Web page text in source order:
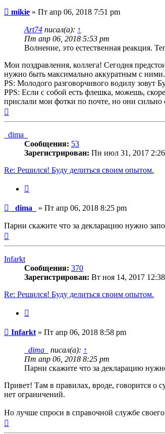
Сообщение
mikie » Пт апр 06, 2018 7:51 pm
Art74 писал(а): ↑
Пт апр 06, 2018 5:53 pm
Волнение, это естественная реакция.
Мои поздравления, коллега! Сегодня
нужно быть максимально аккуратным с ними.
PS: Молодого разговорчивого водилу зовут
PPS: Если с собой есть флешка, можешь,
прислали мои фотки по почте, но они
_dima_
Сообщения: 53
Зарегистрирован: Пн июл 31, 2017
Re: Решился! Буду делиться своим опытом.
Сообщение
_dima_ » Пт апр 06, 2018 8:25 pm
Парни скажите что за декларацию нужно
Infarkt
Сообщения: 370
Зарегистрирован: Вт ноя 14, 2017
Re: Решился! Буду делиться своим опытом.
Сообщение
Infarkt » Пт апр 06, 2018 8:58 pm
_dima_ писал(а): ↑
Пт апр 06, 2018 8:25 pm
Парни скажите что за декларацию
Привет! Там в правилах, вроде, говорится о
нет ограничений.
Но лучше спроси в справочной службе